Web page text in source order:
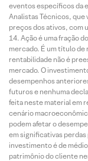
eventos específicos da
Analistas Técnicos, que
preços dos ativos, com
Ação é uma fração
mercado. É um título de
rentabilidade não é
mercado. O
desempenhos
futuros e nenhuma
feita neste material em
cenário
podem afetar o
em significativas
investimento é de
patrimônio do cliente